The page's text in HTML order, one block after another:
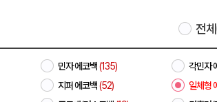
전체
민자 에코백(135) 각민자
지퍼 에코백(52) 일체형